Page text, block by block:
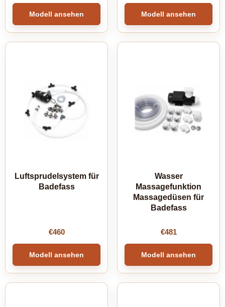
Modell ansehen Modell ansehen
Luftsprudelsystem für
Badefass
€460
Modell ansehen
Wasser
Massagefunktion
Massagedüsen für
Badefass
€481
Modell ansehen